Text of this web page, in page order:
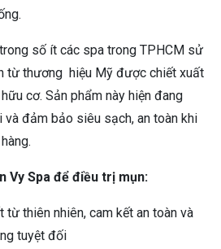
số ít các spa trong TPHCM sử
từ thương hiệu Mỹ được chiết xuất
cơ. Sản phẩm này hiện đang
đảm bảo siêu sạch, an toàn khi
Vy Spa để điều trị mụn:
từ thiên nhiên, cam kết an toàn và
tuyệt đối